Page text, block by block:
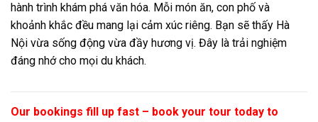
hành trình khám phá văn hóa. Mỗi món ăn, con phố và
khoảnh khắc đều mang lại cảm xúc riêng. Bạn sẽ thấy Hà
Nội vừa sống động vừa đầy hương vị. Đây là trải nghiệm
đáng nhớ cho mọi du khách.
Our bookings fill up fast – book your tour today to